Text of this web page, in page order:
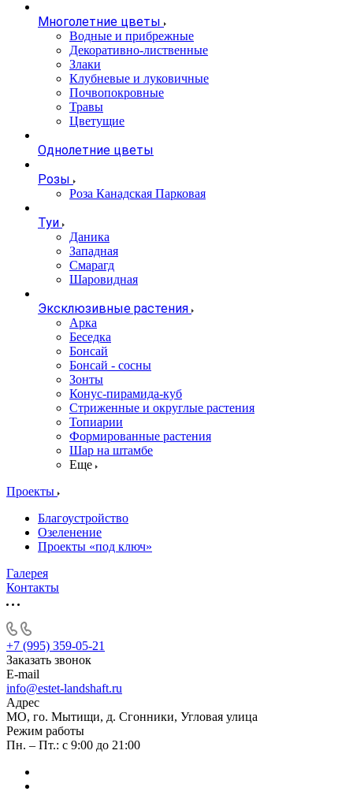
Многолетние цветы
Водные и прибрежные
Декоративно-лиственные
Злаки
Клубневые и луковичные
Почвопокровные
Травы
Цветущие
Однолетние цветы
Розы
Роза Канадская Парковая
Туи
Даника
Западная
Смарагд
Шаровидная
Эксклюзивные растения
Арка
Беседка
Бонсай
Бонсай - сосны
Зонты
Конус-пирамида-куб
Стриженные и округлые растения
Топиарии
Формированные растения
Шар на штамбе
Еще
Проекты
Благоустройство
Озеленение
Проекты «под ключ»
Галерея
Контакты
+7 (995) 359-05-21
Заказать звонок
E-mail
info@estet-landshaft.ru
Адрес
МО, го. Мытищи, д. Сгонники, Угловая улица
Режим работы
Пн. – Пт.: с 9:00 до 21:00